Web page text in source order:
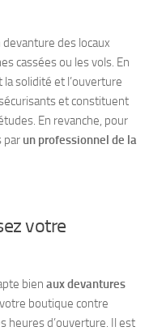
devanture des locaux
casséesou lesvols. En
solidité et l’ouverture
et constituent
En revanche, pour
par un professionnel de la
votre
bien aux devantures
boutique contre
heures d’ouverture. Il est